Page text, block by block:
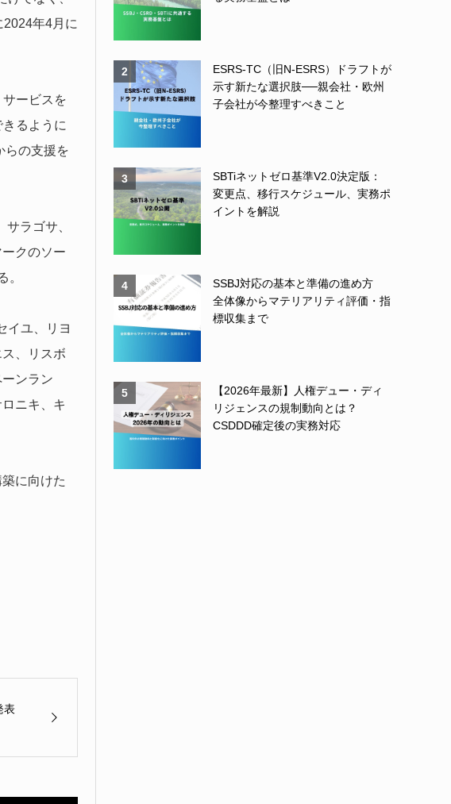
年4月に
ービスを
るように
らの支援を
ラゴサ、
クのソー
。
イユ、リヨ
、リスボ
ンラン
ニキ、キ
に向けた
表
2
ESRS-TC（旧N-ESRS）ドラフトが
示す新たな選択肢──親会社・欧州
子会社が今整理すべきこと
3
SBTiネットゼロ基準V2.0決定版：
変更点、移行スケジュール、実務ポ
イントを解説
4
SSBJ対応の基本と準備の進め方
全体像からマテリアリティ評価・指
標収集まで
5
【2026年最新】人権デュー・ディ
リジェンスの規制動向とは？
CSDDD確定後の実務対応